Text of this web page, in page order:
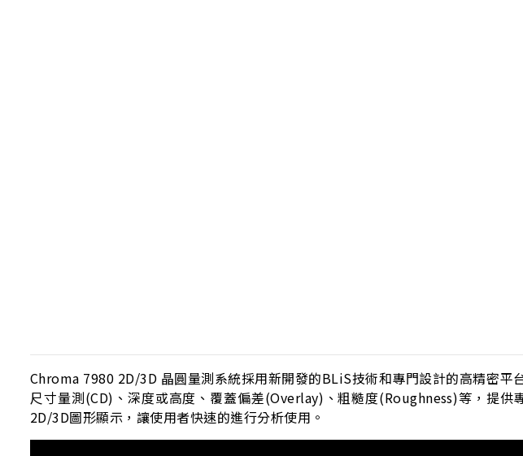
Chroma 7980 2D/3D 晶圓量測系統採用新開發的BLiS技術和專門設計的高精密平
尺寸量測(CD)、深度或高度、覆蓋偏差(Overlay)、粗糙度(Roughness)等，提
2D/3D圖形顯示，讓使用者快速的進行分析使用。